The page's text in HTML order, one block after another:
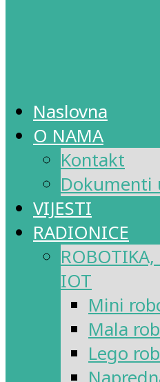
Naslovna
O NAMA
Kontakt
Dokumenti
VIJESTI
RADIONICE
ROBOTIKA,
IOT
Mini
Mala
Lego